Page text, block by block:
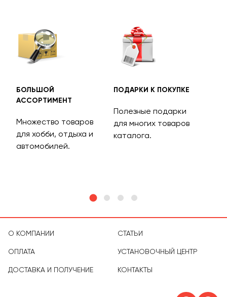
БОЛЬШОЙ
АССОРТИМЕНТ
Множество товаров
для хобби, отдыха и
автомобилей.
ПОДАРКИ К ПОКУПКЕ
Полезные подарки
для многих товаров
каталога.
О КОМПАНИИ
ОПЛАТА
ДОСТАВКА И ПОЛУЧЕНИЕ
СТАТЬИ
УСТАНОВОЧНЫЙ ЦЕНТР
КОНТАКТЫ